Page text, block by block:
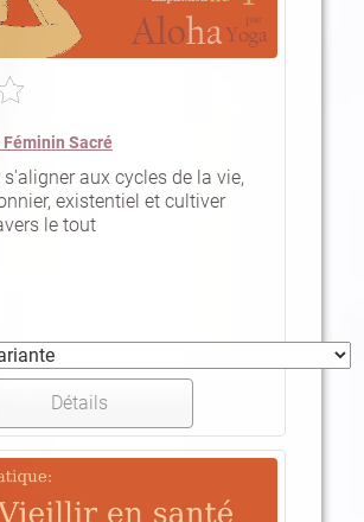
Sacré
aux cycles de la vie,
existentiel et cultiver
le tout
Détails